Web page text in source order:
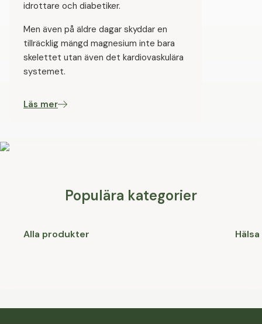
idrottare och diabetiker.
Men även på äldre dagar skyddar en
tillräcklig mängd magnesium inte bara
skelettet utan även det kardiovaskulära
systemet.
Läs mer
Populära kategorier
Alla produkter Hälsa